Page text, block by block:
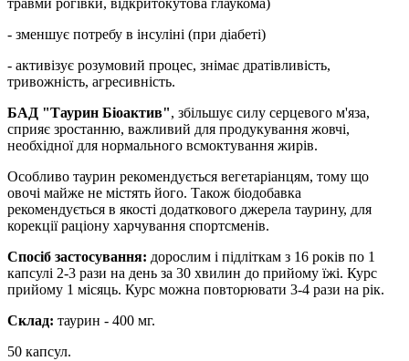
травми рогівки, відкритокутова глаукома)
- зменшує потребу в інсуліні (при діабеті)
- активізує розумовий процес, знімає дратівливість,
тривожність, агресивність.
БАД "Таурин Біоактив", збільшує силу серцевого м'яза,
сприяє зростанню, важливий для продукування жовчі,
необхідної для нормального всмоктування жирів.
Особливо таурин рекомендується вегетаріанцям, тому що
овочі майже не містять його. Також біодобавка
рекомендується в якості додаткового джерела таурину, для
корекції раціону харчування спортсменів.
Спосіб застосування: дорослим і підліткам з 16 років по 1
капсулі 2-3 рази на день за 30 хвилин до прийому їжі. Курс
прийому 1 місяць. Курс можна повторювати 3-4 рази на рік.
Склад: таурин - 400 мг.
50 капсул.